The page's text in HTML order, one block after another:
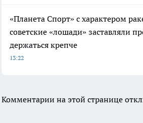
«Планета Спорт» с характером
советские «лошади» заставляли
держаться крепче
13:22
Комментарии на этой странице